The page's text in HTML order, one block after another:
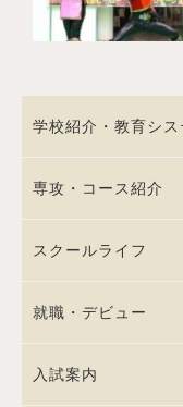
学校紹介・教育シス
専攻・コース紹介
スクールライフ
就職・デビュー
入試案内